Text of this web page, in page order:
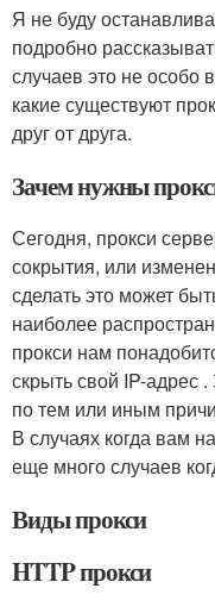
Я не буду
подробно
случаев это не особо
какие существуют
друг от друга.
Зачем нужны
Сегодня, прокси
сокрытия, или
сделать это может
наиболее
прокси нам
скрыть свой IP-адрес
по тем или иным
В случаях когда вам
еще много случаев
Виды прокси
HTTP прокси